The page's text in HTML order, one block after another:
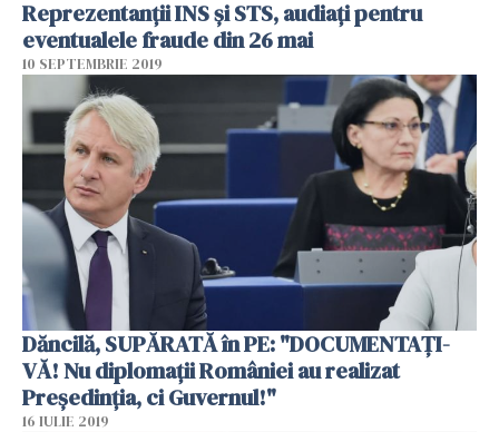
Reprezentanții INS și STS, audiați pentru
eventualele fraude din 26 mai
10 SEPTEMBRIE 2019
Dăncilă, SUPĂRATĂ în PE: "DOCUMENTAŢI-
VĂ! Nu diplomaţii României au realizat
Președinția, ci Guvernul!"
16 IULIE 2019